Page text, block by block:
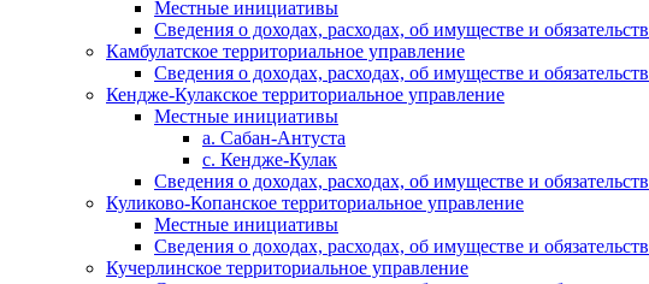
Местные инициативы
Сведения о доходах, расходах, об имуществе и
Камбулатское территориальное управление
Сведения о доходах, расходах, об имуществе и
Кендже-Кулакское территориальное управление
Местные инициативы
а. Сабан-Антуста
с. Кендже-Кулак
Сведения о доходах, расходах, об имуществе и
Куликово-Копанское территориальное управление
Местные инициативы
Сведения о доходах, расходах, об имуществе и
Кучерлинское территориальное управление